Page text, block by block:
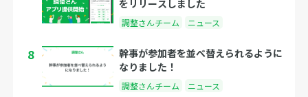
をリリースしました
調整さんチーム ニュース
8
幹事が参加者を並べ替えられるように
なりました！
調整さんチーム ニュース